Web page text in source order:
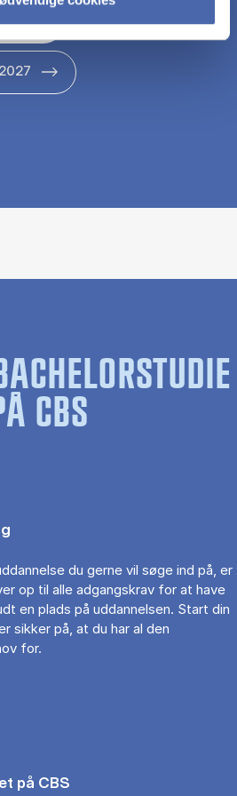
CBS
du gerne vil søge ind på, er
op til alle adgangskrav for at have
en plads på uddannelsen. Start din
sikker på, at du har al den
for.
på CBS